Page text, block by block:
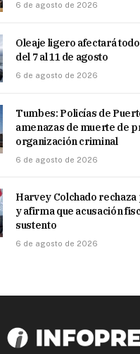
6 de agosto de 2026
Oleaje ligero afectará
del 7 al 11 de agosto
6 de agosto de 2026
Tumbes: Policías de
amenazas de muerte de
organización criminal
6 de agosto de 2026
Harvey Colchado
y afirma que acusación
sustento
6 de agosto de 2026